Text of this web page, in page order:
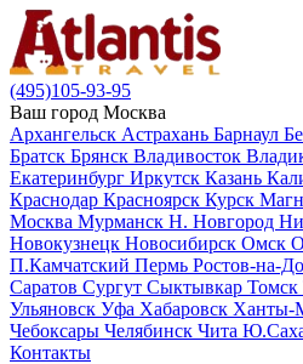
(495)105-93-95
Ваш город Москва
Архангельск Астрахань Барнаул
Братск Брянск Владивосток
Екатеринбург Иркутск Казань
Краснодар Красноярск Курск
Москва Мурманск Н. Новгород
Новокузнецк Новосибирск Омск
П.Камчатский Пермь Ростов-на-
Саратов Сургут Сыктывкар Томск
Ульяновск Уфа Хабаровск Ханты-
Чебоксары Челябинск Чита
Контакты